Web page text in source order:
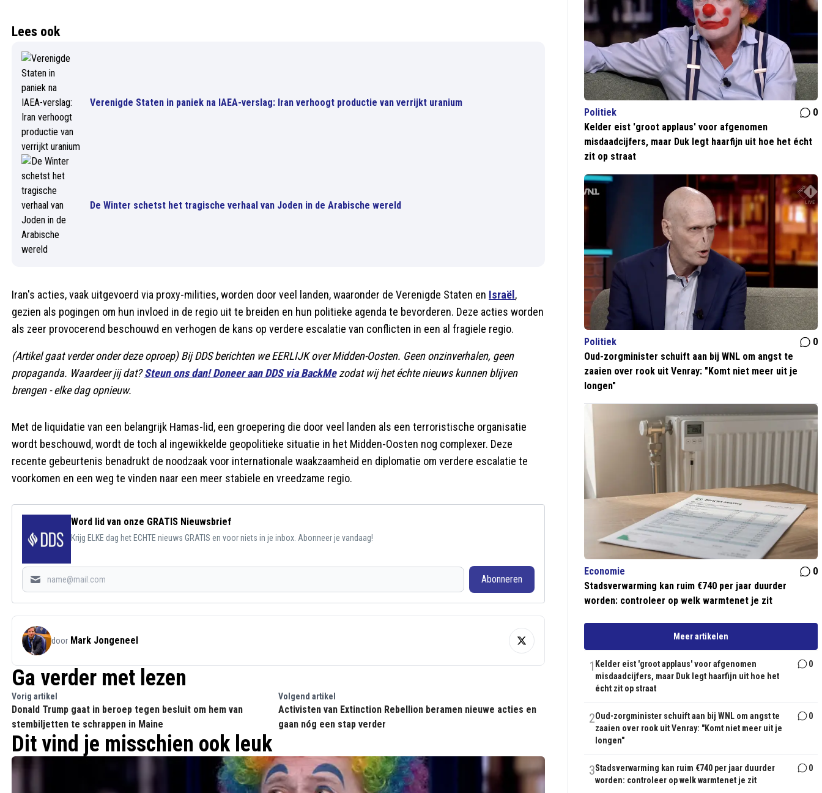
Lees ook
Verenigde Staten in paniek na IAEA-verslag: Iran verhoogt productie van verrijkt uranium
De Winter schetst het tragische verhaal van Joden in de Arabische wereld
Iran's acties, vaak uitgevoerd via proxy-milities, worden door veel landen, waaronder de Verenigde Staten en Israël ,
gezien als pogingen om hun invloed in de regio uit te breiden en hun politieke agenda te bevorderen. Deze acties worden
als zeer provocerend beschouwd en verhogen de kans op verdere escalatie van conflicten in een al fragiele regio.
(Artikel gaat verder onder deze oproep) Bij DDS berichten we EERLIJK over Midden-Oosten. Geen onzinverhalen, geen
propaganda. Waardeer jij dat?Steun ons dan! Doneer aan DDS via BackMezodat wij het échte nieuws kunnen blijven
brengen - elke dag opnieuw.
Met de liquidatie van een belangrijk Hamas-lid, een groepering die door veel landen als een terroristische organisatie
wordt beschouwd, wordt de toch al ingewikkelde geopolitieke situatie in het Midden-Oosten nog complexer. Deze
recente gebeurtenis benadrukt de noodzaak voor internationale waakzaamheid en diplomatie om verdere escalatie te
voorkomen en een weg te vinden naar een meer stabiele en vreedzame regio.
Word lid van onze GRATIS Nieuwsbrief
Krijg ELKE dag het ECHTE nieuws GRATIS en voor niets in je inbox. Abonneer je vandaag!
Abonneren
door Mark Jongeneel
Ga verder met lezen
Vorig artikel
Donald Trump gaat in beroep tegen besluit om hem van
stembiljetten te schrappen in Maine
Volgend artikel
Activisten van Extinction Rebellion beramen nieuwe acties en
gaan nóg een stap verder
Dit vind je misschien ook leuk
Politiek
0
Kelder eist 'groot applaus' voor afgenomen
misdaadcijfers, maar Duk legt haarfijn uit hoe het écht
zit op straat
Politiek
0
Oud-zorgminister schuift aan bij WNL om angst te
zaaien over rook uit Venray: "Komt niet meer uit je
longen"
Economie
0
Stadsverwarming kan ruim €740 per jaar duurder
worden: controleer op welk warmtenet je zit
Meer artikelen
1 Kelder eist 'groot applaus' voor afgenomen
misdaadcijfers, maar Duk legt haarfijn uit hoe het
écht zit op straat
0
2Oud-zorgminister schuift aan bij WNL om angst te
zaaien over rook uit Venray: "Komt niet meer uit je
longen"
0
3Stadsverwarming kan ruim €740 per jaar duurder
worden: controleer op welk warmtenet je zit
0